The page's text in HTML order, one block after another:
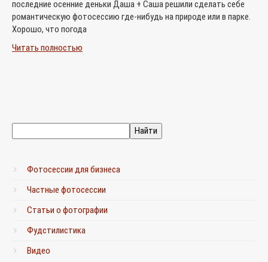
последние осенние деньки Даша + Саша решили сделать себе
романтическую фотосессию где-нибудь на природе или в парке.
Хорошо, что погода
Читать полностью
Фотосессии для бизнеса
Частные фотосессии
Статьи о фотографии
Фудстилистика
Видео